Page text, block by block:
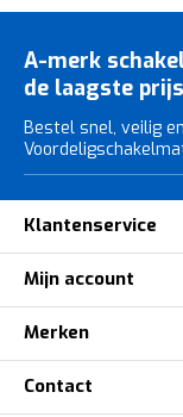
A-merk
de laagste
Bestel snel, veilig
Klantenservice
Mijn account
Merken
Contact